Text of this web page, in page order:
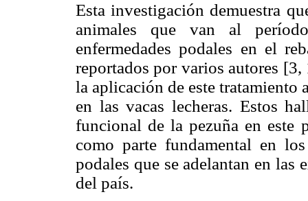
Esta investigación demuestra
animales que van al
enfermedades podales en el
reportados por varios autores
la aplicación de este tratamiento
en las vacas lecheras. Estos
funcional de la pezuña en este
como parte fundamental en
podales que se adelantan en las
del país.